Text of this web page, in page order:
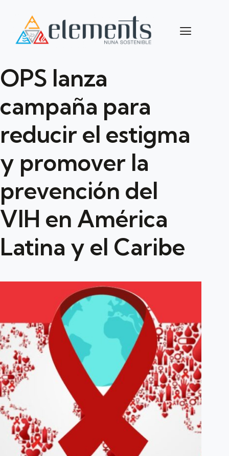
OPS lanza
campaña para
reducir el estigma
y promover la
prevención del
VIH en América
Latina y el Caribe